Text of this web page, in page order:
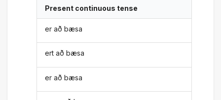
Present continuous tense
er að bæsa
ert að bæsa
er að bæsa